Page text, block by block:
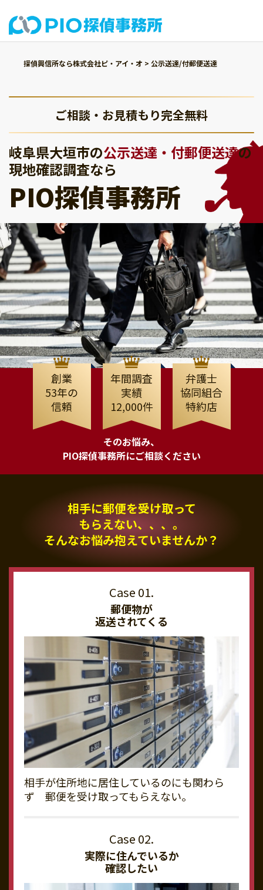
探偵興信所なら株式会社ピ・アイ・オ > 公示送達/付郵便送達
ご相談・お見積もり完全無料
岐阜県大垣市の公示送達・付郵便送達の
現地確認調査なら
PIO探偵事務所
創業
53年の
信頼
年間調査
実績
12,000件
弁護士
協同組合
特約店
そのお悩み、
PIO探偵事務所にご相談ください
相手に郵便を受け取って
もらえない、、、。
そんなお悩み抱えていませんか？
郵便物が
返送されてくる
相手が住所地に居住しているのにも関わら
ず 郵便を受け取ってもらえない。
実際に住んでいるか
確認したい